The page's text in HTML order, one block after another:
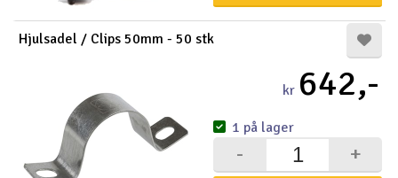
Hjulsadel / Clips 50mm - 50 stk
kr 642,-
+
-
1 på lager